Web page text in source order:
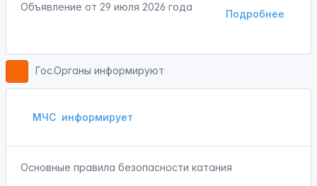
Подробнее
Объявление от 29 июля 2026 года
Гос.Органы информируют
МЧС информирует
Основные правила безопасности катания